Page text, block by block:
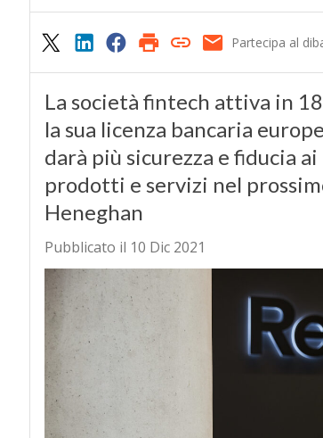
Partecipa al
La società fintech attiva in
la sua licenza bancaria
darà più sicurezza e fiducia
prodotti e servizi nel
Heneghan
Pubblicato il 10 Dic 2021